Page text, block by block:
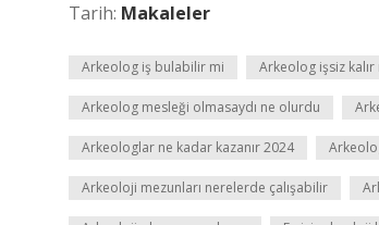
Tarih: Makaleler
Arkeolog iş bulabilir mi Arkeolog işsiz kalır
Arkeolog mesleği olmasaydı ne olurdu
Arkeologlar ne kadar kazanır 2024
Arkeoloji mezunları nerelerde çalışabilir